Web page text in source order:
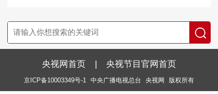
央视网首页 | 央视节目官网首页
京ICP备10003349号-1 中央广播电视总台 央视网 版权所有